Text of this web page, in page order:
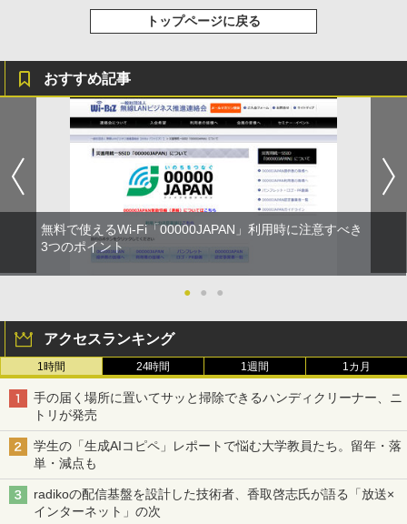
トップページに戻る
おすすめ記事
無料で使えるWi-Fi「00000JAPAN」利用時に注意すべき
3つのポイント
● ● ●
アクセスランキング
1時間 24時間 1週間 1カ月
手の届く場所に置いてサッと掃除できるハンディクリーナー、ニ
トリが発売
学生の「生成AIコピペ」レポートで悩む大学教員たち。留年・落
単・減点も
radikoの配信基盤を設計した技術者、香取啓志氏が語る「放送×
インターネット」の次